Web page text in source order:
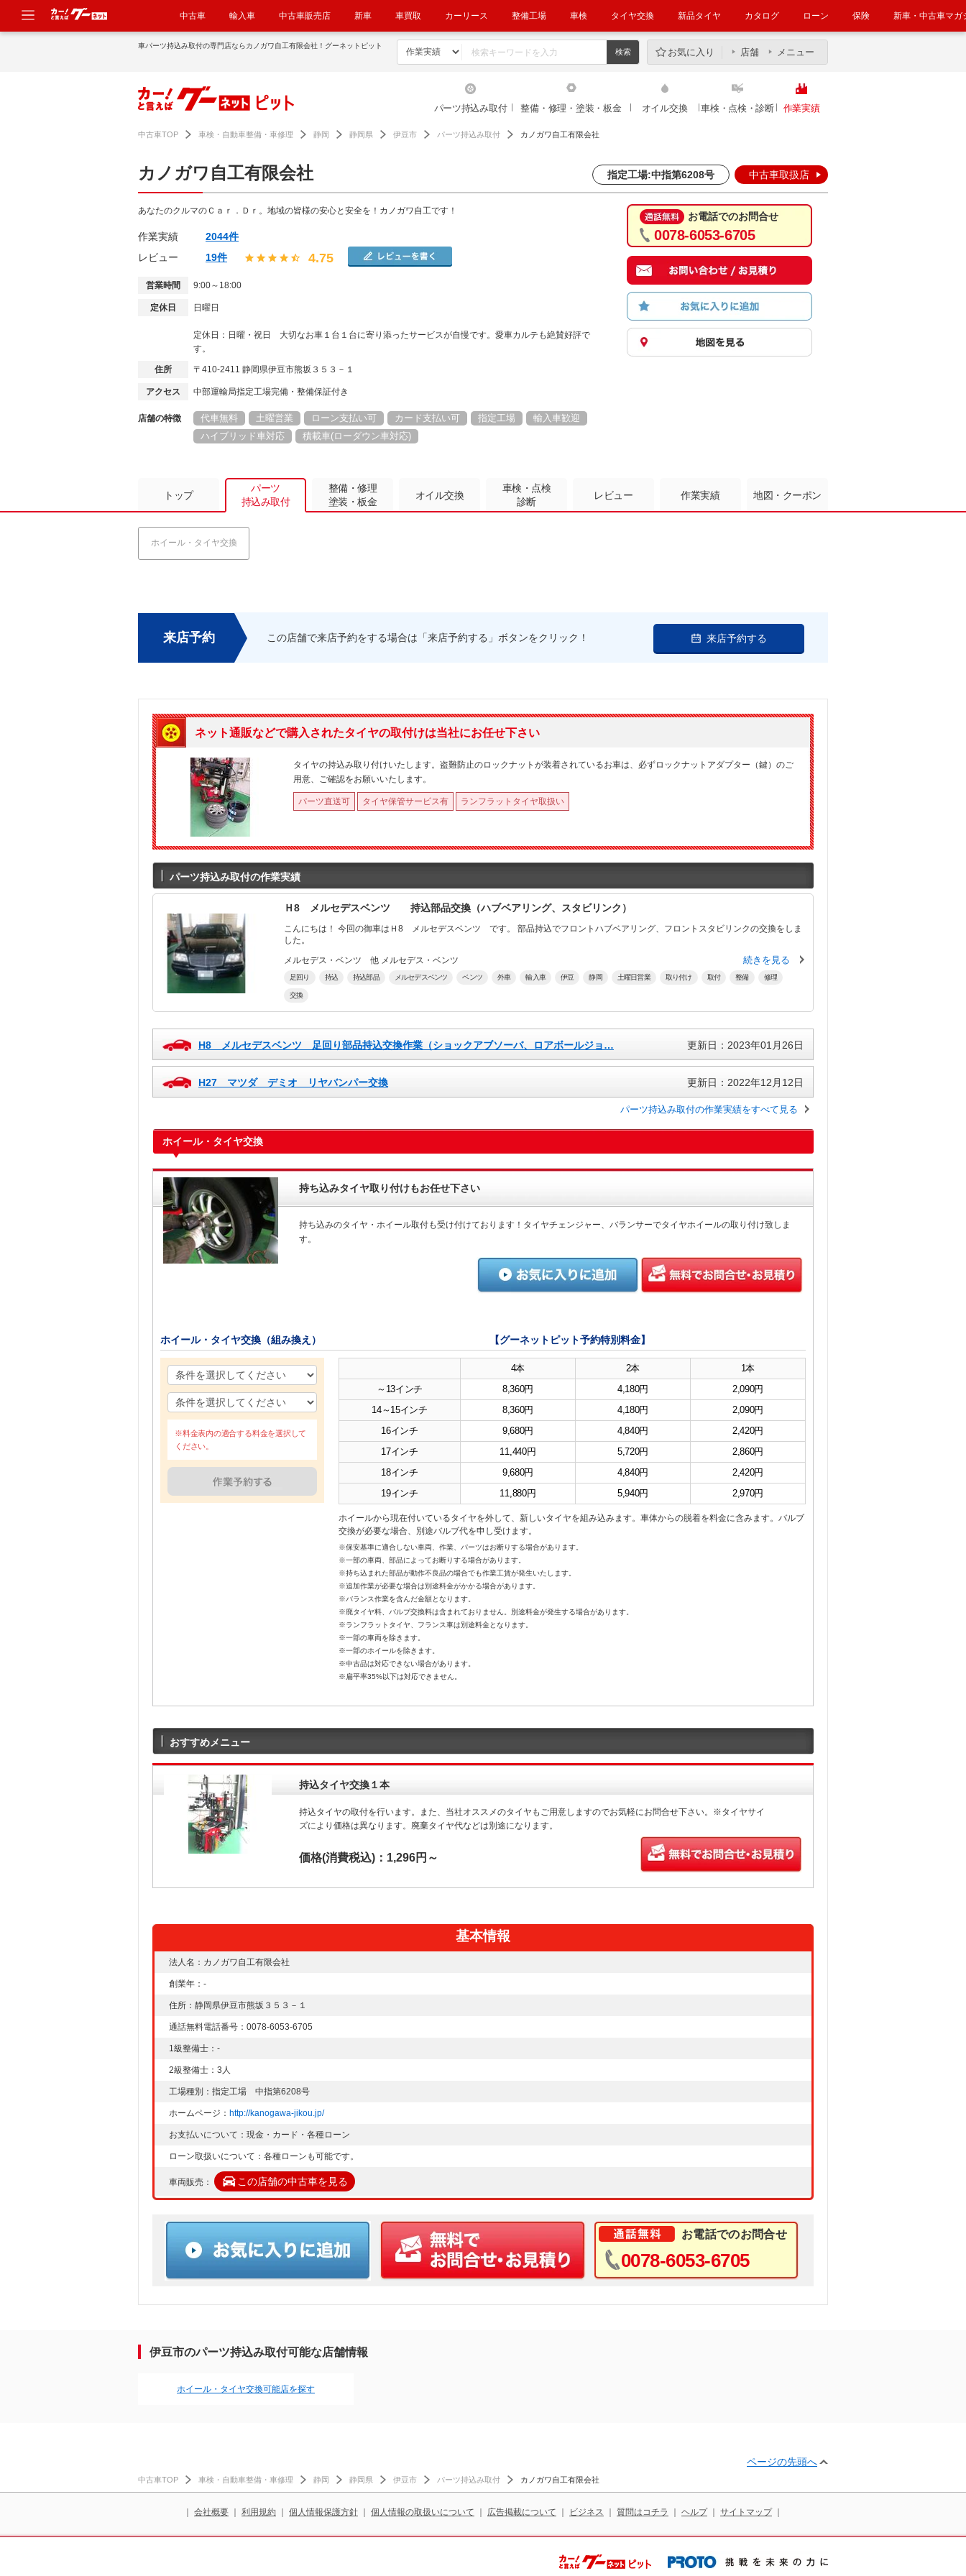
中古車 輸入車 中古車販売店 新車 車買取 カーリース 整備工場 車検 タイヤ交換 新品タイヤ カタログ ローン 保険 新車・中古車マガ
車パーツ持込み取付の専門店ならカノガワ自工有限会社！グーネットピット
お気に入り 店舗 メニュー
パーツ持込み取付 整備・修理・塗装・板金 オイル交換 車検・点検・診断 作業実績
中古車TOP 車検・自動車整備・車修理 静岡 静岡県 伊豆市 パーツ持込み取付 カノガワ自工有限会社
カノガワ自工有限会社 指定工場:中指第6208号 中古車取扱店
あなたのクルマのＣａｒ．Ｄｒ。地域の皆様の安心と安全を！カノガワ自工です！
作業実績
2044件
レビュー
19件 4.75
営業時間 9:00～18:00
定休日 日曜日
定休日：日曜・祝日 大切なお車１台１台に寄り添ったサービスが自慢です。愛車カルテも絶賛好評で
す。
住所 〒410-2411 静岡県伊豆市熊坂３５３－１
アクセス 中部運輸局指定工場完備・整備保証付き
店舗の特徴 代車無料 土曜営業 ローン支払い可 カード支払い可 指定工場
輸入車歓迎
ハイブリッド車対応
積載車(ローダウン車対応)
お電話でのお問合せ
0078-6053-6705
トップ
パーツ
持込み取付
整備・修理
塗装・板金
オイル交換
車検・点検
診断
レビュー 作業実績 地図・クーポン
ホイール・タイヤ交換
来店予約 この店舗で来店予約をする場合は「来店予約する」ボタンをクリック！ 来店予約する
ネット通販などで購入されたタイヤの取付けは当社にお任せ下さい
タイヤの持込み取り付けいたします。盗難防止のロックナットが装着されているお車は、必ずロックナットアダプター（鍵）のご
用意、ご確認をお願いいたします。
パーツ直送可 タイヤ保管サービス有 ランフラットタイヤ取扱い
パーツ持込み取付の作業実績
Ｈ8 メルセデスベンツ 持込部品交換（ハブベアリング、スタビリンク）
こんにちは！ 今回の御車はＨ8 メルセデスベンツ です。 部品持込でフロントハブベアリング、フロントスタビリンクの交換をしま
した。
メルセデス・ベンツ 他 メルセデス・ベンツ
続きを見る
足回り 持込 持込部品 メルセデスベンツ ベンツ 外車 輸入車 伊豆 静岡 土曜日営業 取り付け 取付 整備 修理
交換
H8 メルセデスベンツ 足回り部品持込交換作業（ショックアブソーバ、ロアボールジョ… 更新日：2023年01月26日
H27 マツダ デミオ リヤバンパー交換 更新日：2022年12月12日
パーツ持込み取付の作業実績をすべて見る
ホイール・タイヤ交換
持ち込みタイヤ取り付けもお任せ下さい
持ち込みのタイヤ・ホイール取付も受け付けております！タイヤチェンジャー、バランサーでタイヤホイールの取り付け致しま
す。
ホイール・タイヤ交換（組み換え） 【グーネットピット予約特別料金】
4本 2本
1本
～13インチ
8,360円 4,180円
2,090円
14～15インチ
8,360円 4,180円
2,090円
16インチ
9,680円 4,840円
2,420円
17インチ
11,440円 5,720円
2,860円
18インチ
9,680円 4,840円
2,420円
19インチ
11,880円 5,940円 2,970円
ホイールから現在付いているタイヤを外して、新しいタイヤを組み込みます。車体からの脱着を料金に含みます。バルブ
交換が必要な場合、別途バルブ代を申し受けます。
※保安基準に適合しない車両、作業、パーツはお断りする場合があります。
※一部の車両、部品によってお断りする場合があります。
※持ち込まれた部品が動作不良品の場合でも作業工賃が発生いたします。
※追加作業が必要な場合は別途料金がかかる場合があります。
※バランス作業を含んだ金額となります。
※廃タイヤ料、バルブ交換料は含まれておりません。別途料金が発生する場合があります。
※ランフラットタイヤ、フランス車は別途料金となります。
※一部の車両を除きます。
※一部のホイールを除きます。
※中古品は対応できない場合があります。
※扁平率35%以下は対応できません。
※料金表内の適合する料金を選択して
ください。
おすすめメニュー
持込タイヤ交換１本
持込タイヤの取付を行います。また、当社オススメのタイヤもご用意しますのでお気軽にお問合せ下さい。※タイヤサイ
ズにより価格は異なります。廃棄タイヤ代などは別途になります。
価格(消費税込)：1,296円～
基本情報
法人名：カノガワ自工有限会社
創業年：-
住所：静岡県伊豆市熊坂３５３－１
通話無料電話番号：0078-6053-6705
1級整備士：-
2級整備士：3人
工場種別：指定工場 中指第6208号
ホームページ： http://kanogawa-jikou.jp/
お支払いについて：現金・カード・各種ローン
ローン取扱いについて：各種ローンも可能です。
車両販売： この店舗の中古車を見る
お電話でのお問合せ
0078-6053-6705
伊豆市のパーツ持込み取付可能な店舗情報
ホイール・タイヤ交換可能店を探す
ページの先頭へ
中古車TOP 車検・自動車整備・車修理 静岡 静岡県 伊豆市 パーツ持込み取付 カノガワ自工有限会社
会社概要 利用規約 個人情報保護方針 個人情報の取扱いについて 広告掲載について ビジネス 質問はコチラ ヘルプ｜ サイトマップ｜